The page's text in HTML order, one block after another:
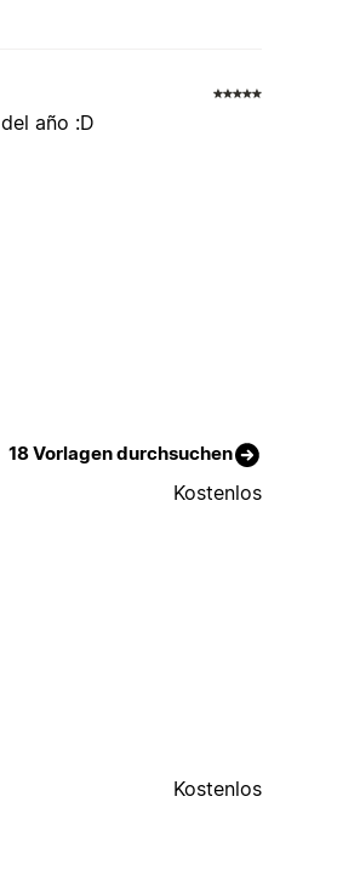
año :D
18 Vorlagen durchsuchen
Kostenlos
Kostenlos